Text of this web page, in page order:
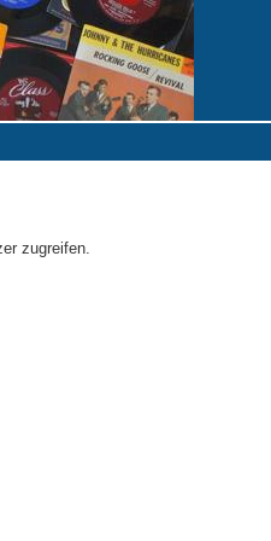
zugreifen.